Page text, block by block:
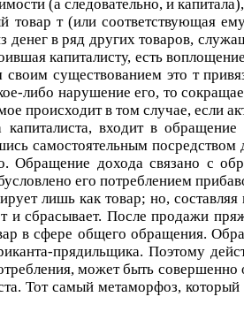
(а следовательно, и
товар т(или соответствующая
денег в ряд других товаров,
капиталисту, есть
существованием это т
либо нарушение его, то
происходит в том случае, если
входит в
самостоятельным посредством
Обращение дохода связано с
его потреблением
лишь как товар; но,
сбрасывает. После продажи
в сфере общего обращения.
прядильщика. Поэтому
может быть совершенно
Тот самый метаморфоз,